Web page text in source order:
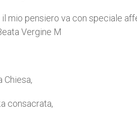
mio pensiero va con speciale
Vergine M
Chiesa,
consacrata,